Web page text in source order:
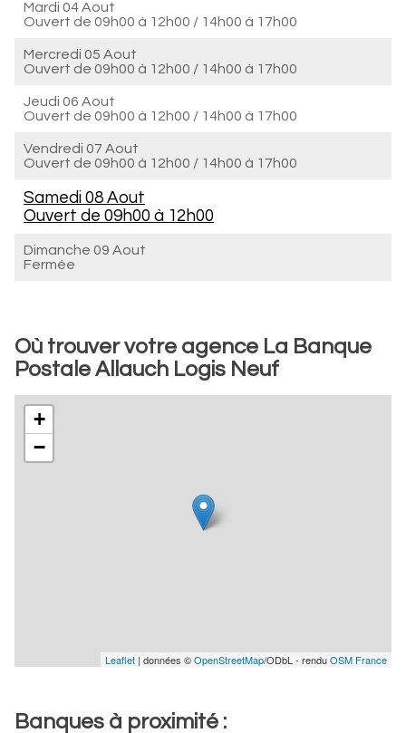
Mardi 04 Aout
Ouvert de 09h00 à 12h00 / 14h00 à 17h00
Mercredi 05 Aout
Ouvert de 09h00 à 12h00 / 14h00 à 17h00
Jeudi 06 Aout
Ouvert de 09h00 à 12h00 / 14h00 à 17h00
Vendredi 07 Aout
Ouvert de 09h00 à 12h00 / 14h00 à 17h00
Samedi 08 Aout
Ouvert de 09h00 à 12h00
Dimanche 09 Aout
Fermée
Où trouver votre agence La Banque
Postale Allauch Logis Neuf
+
−
Leaflet | données ©OpenStreetMap/ODbL - renduOSM France
Banques à proximité :